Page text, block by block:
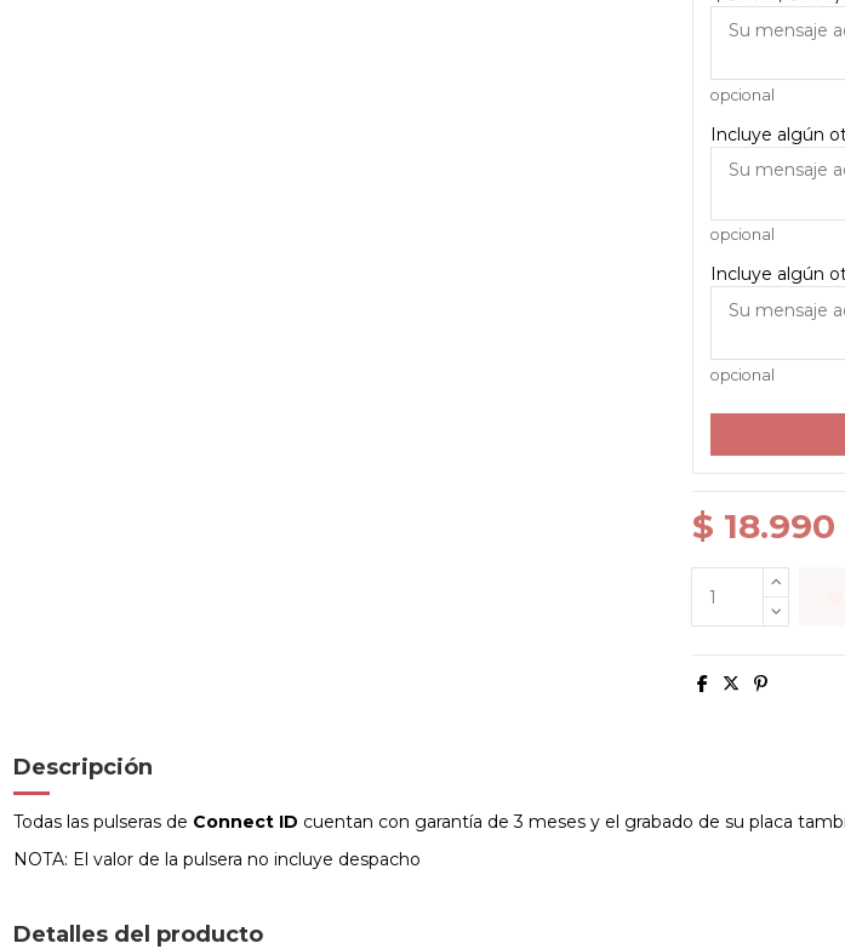
opcional
Incluye algún
opcional
Incluye algún
opcional
$ 18.990
Descripción
Todas las pulseras de Connect ID cuentan con garantía de 3 meses y el grabado de su placa
NOTA: El valor de la pulsera no incluye despacho
Detalles del producto